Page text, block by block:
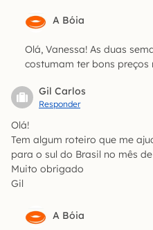
A Bóia
Olá, Vanessa! As duas
costumam ter bons
Gil Carlos
Responder
Olá!
Tem algum roteiro que me
para o sul do Brasil no mês
Muito obrigado
Gil
A Bóia